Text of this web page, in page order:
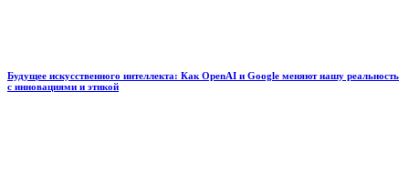
Будущее искусственного интеллекта: Как OpenAI и Google меняют нашу реальность
с инновациями и этикой